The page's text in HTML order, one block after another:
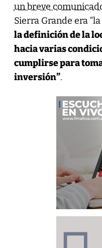
un breve
Sierra Grande era
la definición de la
hacia varias
cumplirse para
inversión”.